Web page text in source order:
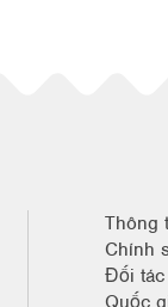
Thông
Chính
Đối tác
Quốc